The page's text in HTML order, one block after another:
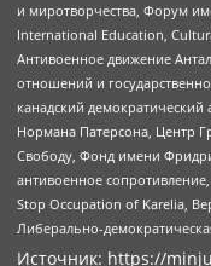
и миротворчества, Форум
International Education,
Антивоенное движение
отношений и
канадский
Нормана Патерсона, Центр
Свободу, Фонд имени
антивоенное
Stop Occupation of Karelia,
Либерально-
Источник: https://